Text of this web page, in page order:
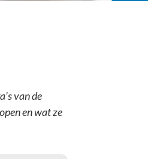
van de
en wat ze